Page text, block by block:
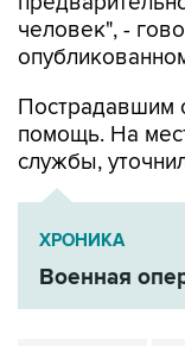
человек", -
Пострадавшим
помощь. На
службы,
ХРОНИКА
Военная